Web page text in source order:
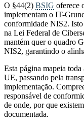
O §44(2) BSIG oferece
implementam o IT-
conformidade NIS2.
na Lei Federal de
mantém quer o quadro
NIS2, garantindo o
Esta página mapeia
UE, passando pela
implementação.
responsável de
de onde, por que
documentada.